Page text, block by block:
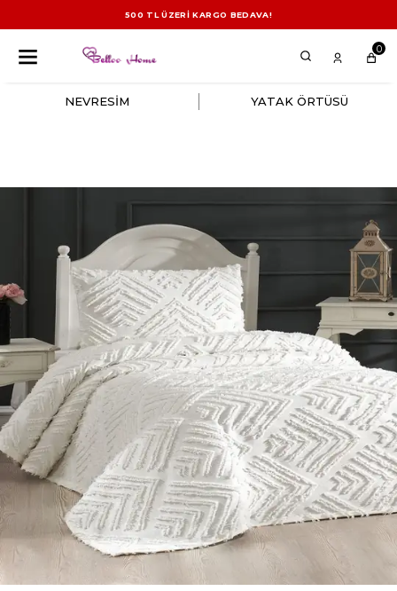
500 TL ÜZERİ KARGO BEDAVA!
0
NEVRESİM YATAK ÖRTÜSÜ